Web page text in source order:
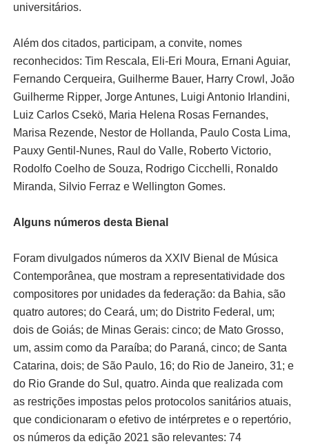
universitários.
Além dos citados, participam, a convite, nomes
reconhecidos: Tim Rescala, Eli-Eri Moura, Ernani Aguiar,
Fernando Cerqueira, Guilherme Bauer, Harry Crowl, João
Guilherme Ripper, Jorge Antunes, Luigi Antonio Irlandini,
Luiz Carlos Csekö, Maria Helena Rosas Fernandes,
Marisa Rezende, Nestor de Hollanda, Paulo Costa Lima,
Pauxy Gentil-Nunes, Raul do Valle, Roberto Victorio,
Rodolfo Coelho de Souza, Rodrigo Cicchelli, Ronaldo
Miranda, Silvio Ferraz e Wellington Gomes.
Alguns números desta Bienal
Foram divulgados números da XXIV Bienal de Música
Contemporânea, que mostram a representatividade dos
compositores por unidades da federação: da Bahia, são
quatro autores; do Ceará, um; do Distrito Federal, um;
dois de Goiás; de Minas Gerais: cinco; de Mato Grosso,
um, assim como da Paraíba; do Paraná, cinco; de Santa
Catarina, dois; de São Paulo, 16; do Rio de Janeiro, 31; e
do Rio Grande do Sul, quatro. Ainda que realizada com
as restrições impostas pelos protocolos sanitários atuais,
que condicionaram o efetivo de intérpretes e o repertório,
os números da edição 2021 são relevantes: 74